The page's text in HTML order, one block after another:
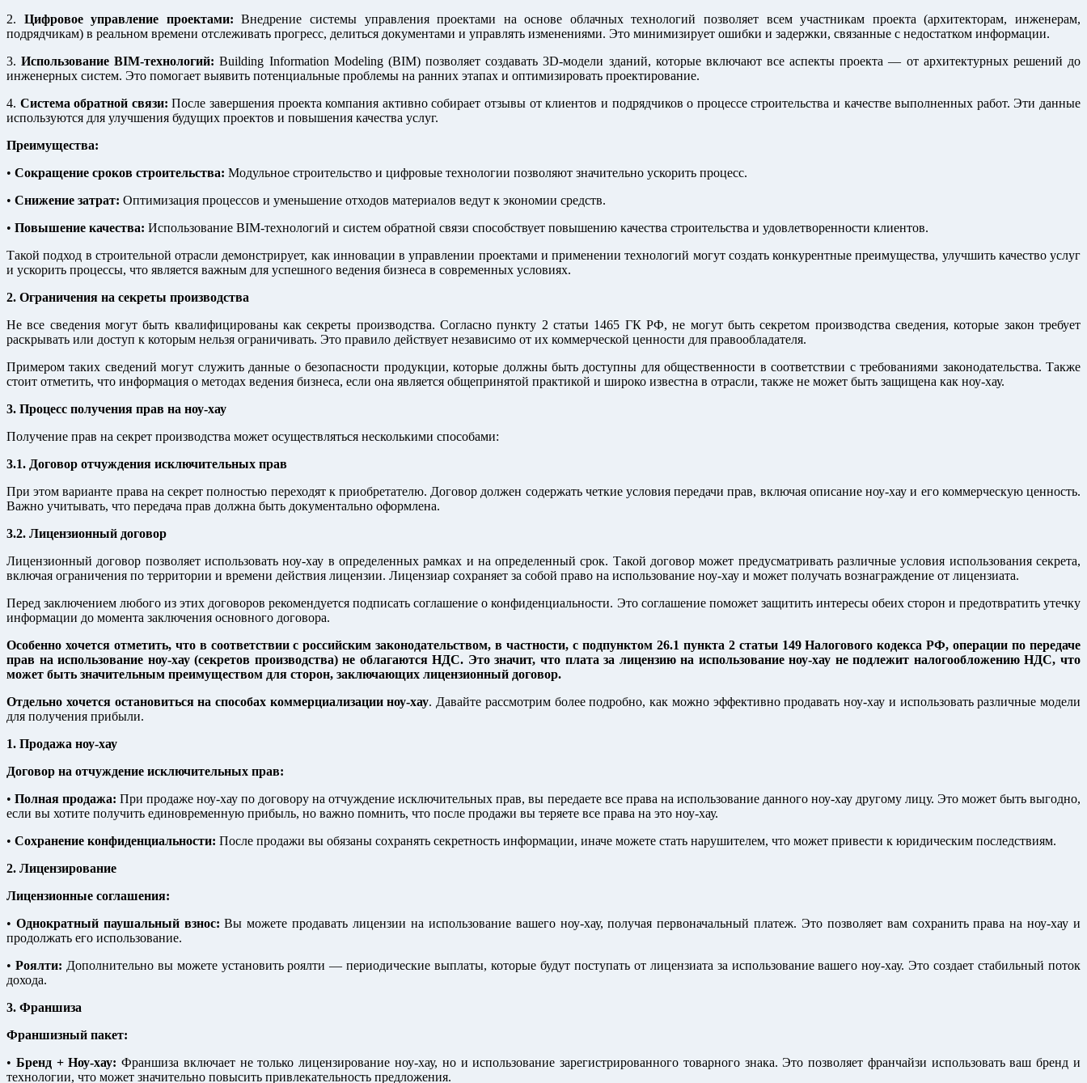
2. Цифровое управление проектами: Внедрение системы управления проектами на основе облачных технологий позволяет всем участникам проекта (архитекторам, инженерам,
подрядчикам) в реальном времени отслеживать прогресс, делиться документами и управлять изменениями. Это минимизирует ошибки и задержки, связанные с недостатком информации.
3.Использование BIM-технологий: Building Information Modeling (BIM) позволяет создавать 3D-модели зданий, которые включают все аспекты проекта — от архитектурных решений до
инженерных систем. Это помогает выявить потенциальные проблемы на ранних этапах и оптимизировать проектирование.
4. Система обратной связи: После завершения проекта компания активно собирает отзывы от клиентов и подрядчиков о процессе строительства и качестве выполненных работ. Эти данные
используются для улучшения будущих проектов и повышения качества услуг.
Преимущества:
• Сокращение сроков строительства: Модульное строительство и цифровые технологии позволяют значительно ускорить процесс.
• Снижение затрат: Оптимизация процессов и уменьшение отходов материалов ведут к экономии средств.
• Повышение качества: Использование BIM-технологий и систем обратной связи способствует повышению качества строительства и удовлетворенности клиентов.
Такой подход в строительной отрасли демонстрирует, как инновации в управлении проектами и применении технологий могут создать конкурентные преимущества, улучшить качество услуг
и ускорить процессы, что является важным для успешного ведения бизнеса в современных условиях.
2. Ограничения на секреты производства
Не все сведения могут быть квалифицированы как секреты производства. Согласно пункту 2 статьи 1465 ГК РФ, не могут быть секретом производства сведения, которые закон требует
раскрывать или доступ к которым нельзя ограничивать. Это правило действует независимо от их коммерческой ценности для правообладателя.
Примером таких сведений могут служить данные о безопасности продукции, которые должны быть доступны для общественности в соответствии с требованиями законодательства. Также
стоит отметить, что информация о методах ведения бизнеса, если она является общепринятой практикой и широко известна в отрасли, также не может быть защищена как ноу-хау.
3. Процесс получения прав на ноу-хау
Получение прав на секрет производства может осуществляться несколькими способами:
3.1. Договор отчуждения исключительных прав
При этом варианте права на секрет полностью переходят к приобретателю. Договор должен содержать четкие условия передачи прав, включая описание ноу-хау и его коммерческую ценность.
Важно учитывать, что передача прав должна быть документально оформлена.
3.2. Лицензионный договор
Лицензионный договор позволяет использовать ноу-хау в определенных рамках и на определенный срок. Такой договор может предусматривать различные условия использования секрета,
включая ограничения по территории и времени действия лицензии. Лицензиар сохраняет за собой право на использование ноу-хау и может получать вознаграждение от лицензиата.
Перед заключением любого из этих договоров рекомендуется подписать соглашение о конфиденциальности. Это соглашение поможет защитить интересы обеих сторон и предотвратить утечку
информации до момента заключения основного договора.
Особенно хочется отметить, что в соответствии с российским законодательством, в частности, с подпунктом 26.1 пункта 2 статьи 149 Налогового кодекса РФ, операции по передаче
прав на использование ноу-хау (секретов производства) не облагаются НДС. Это значит, что плата за лицензию на использование ноу-хау не подлежит налогообложению НДС, что
может быть значительным преимуществом для сторон, заключающих лицензионный договор.
Отдельно хочется остановиться на способах коммерциализации ноу-хау. Давайте рассмотрим более подробно, как можно эффективно продавать ноу-хау и использовать различные модели
для получения прибыли.
1. Продажа ноу-хау
Договор на отчуждение исключительных прав:
•Полная продажа: При продаже ноу-хау по договору на отчуждение исключительных прав, вы передаете все права на использование данного ноу-хау другому лицу. Это может быть выгодно,
если вы хотите получить единовременную прибыль, но важно помнить, что после продажи вы теряете все права на это ноу-хау.
• Сохранение конфиденциальности: После продажи вы обязаны сохранять секретность информации, иначе можете стать нарушителем, что может привести к юридическим последствиям.
2. Лицензирование
Лицензионные соглашения:
• Однократный паушальный взнос: Вы можете продавать лицензии на использование вашего ноу-хау, получая первоначальный платеж. Это позволяет вам сохранить права на ноу-хау и
продолжать его использование.
• Роялти: Дополнительно вы можете установить роялти — периодические выплаты, которые будут поступать от лицензиата за использование вашего ноу-хау. Это создает стабильный поток
дохода.
3. Франшиза
Франшизный пакет:
• Бренд + Ноу-хау: Франшиза включает не только лицензирование ноу-хау, но и использование зарегистрированного товарного знака. Это позволяет франчайзи использовать ваш бренд и
технологии, что может значительно повысить привлекательность предложения.